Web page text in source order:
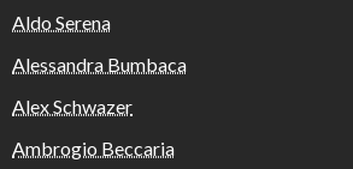
Aldo Serena
Alessandra Bumbaca
Alex Schwazer
Ambrogio Beccaria